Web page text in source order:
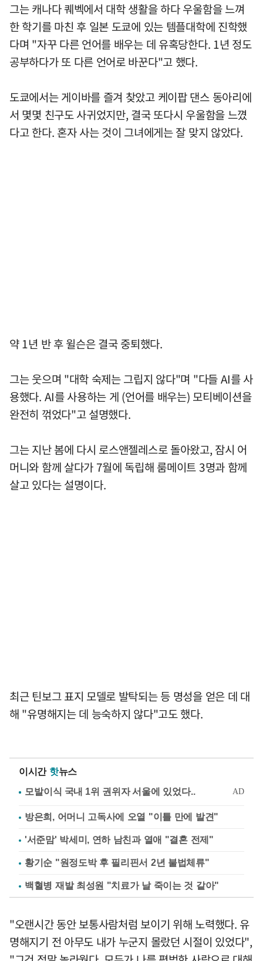
그는 캐나다 퀘벡에서 대학 생활을 하다 우울함을 느껴
한 학기를 마친 후 일본 도쿄에 있는 템플대학에 진학했
다며 "자꾸 다른 언어를 배우는 데 유혹당한다. 1년 정도
공부하다가 또 다른 언어로 바꾼다"고 했다.
도쿄에서는 게이바를 즐겨 찾았고 케이팝 댄스 동아리에
서 몇몇 친구도 사귀었지만, 결국 또다시 우울함을 느꼈
다고 한다. 혼자 사는 것이 그녀에게는 잘 맞지 않았다.
약 1년 반 후 윌슨은 결국 중퇴했다.
그는 웃으며 "대학 숙제는 그립지 않다"며 "다들 AI를 사
용했다. AI를 사용하는 게 (언어를 배우는) 모티베이션을
완전히 꺾었다"고 설명했다.
그는 지난 봄에 다시 로스앤젤레스로 돌아왔고, 잠시 어
머니와 함께 살다가 7월에 독립해 룸메이트 3명과 함께
살고 있다는 설명이다.
최근 틴보그 표지 모델로 발탁되는 등 명성을 얻은 데 대
해 "유명해지는 데 능숙하지 않다"고도 했다.
이시간 핫뉴스
방은희, 어머니 고독사에 오열 "이틀 만에 발견"
'서준맘' 박세미, 연하 남친과 열애 "결혼 전제"
황기순 "원정도박 후 필리핀서 2년 불법체류"
백혈병 재발 최성원 "치료가 날 죽이는 것 같아"
"오랜시간 동안 보통사람처럼 보이기 위해 노력했다. 유
명해지기 전 아무도 내가 누군지 몰랐던 시절이 있었다",